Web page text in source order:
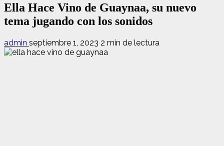
Ella Hace Vino de Guaynaa, su nuevo
tema jugando con los sonidos
admin septiembre 1, 2023 2 min de lectura